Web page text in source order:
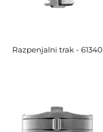
Razpenjalni trak - 61340